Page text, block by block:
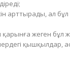
арттырады, ал
жеген бұл
қышқылдар,